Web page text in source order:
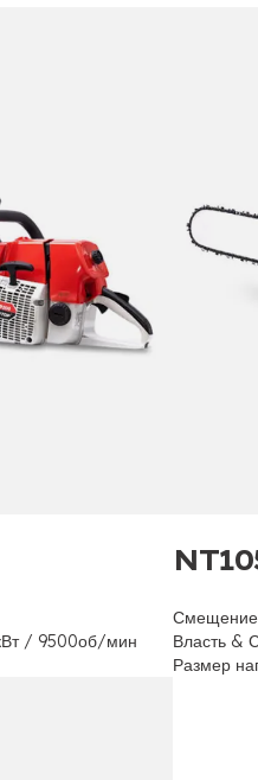
/ 9500об/мин
Смещение
Власть &
Размер